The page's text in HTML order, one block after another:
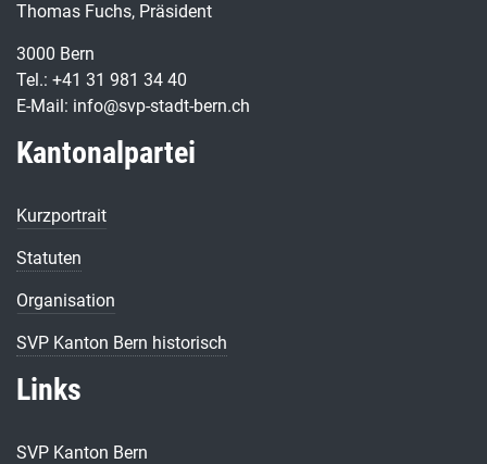
Thomas Fuchs, Präsident
3000 Bern
Tel.: +41 31 981 34 40
E-Mail: info@svp-stadt-bern.ch
Kantonalpartei
Kurzportrait
Statuten
Organisation
SVP Kanton Bern historisch
Links
SVP Kanton Bern